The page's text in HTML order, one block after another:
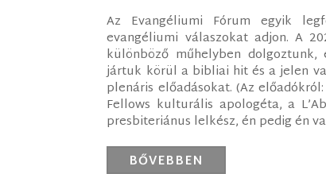
Az Evangéliumi Fórum egyik
evangéliumi válaszokat adjon. A
különböző műhelyben
jártuk körül a bibliai hit és a jelen
plenáris előadásokat. (Az
Fellows kulturális apologéta, a
presbiteriánus lelkész, én pedig én
BŐVEBBEN